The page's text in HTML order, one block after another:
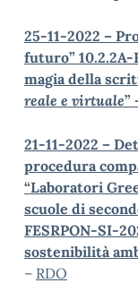
25-11-2022 –
futuro” 10.2.2A-
magia della
reale e virtuale”
21-11-2022 –
procedura
“Laboratori
scuole di
FESRPON-SI-
sostenibilità
– RDO